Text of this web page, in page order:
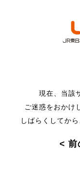
現在、当該
ご迷惑をおかけ
しばらくしてか
< 前